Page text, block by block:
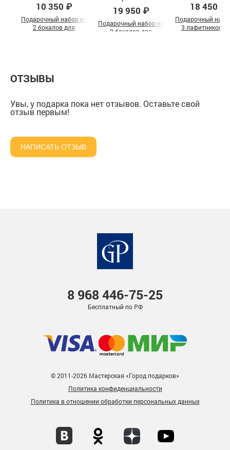
10 350 ₽
Подарочный набор из
2 бокалов для
19 950 ₽
Подарочный набор из
2 бокалов для
18 450 ₽
Подарочный
3 лафитников
ОТЗЫВЫ
Увы, у подарка пока нет отзывов. Оставьте свой
отзыв первым!
НАПИСАТЬ ОТЗЫВ
8 968446-75-25
Бесплатный по РФ
© 2011-2026 Мастерская «Город подарков»
Политика конфиденциальности
Политика в отношении обработки персональных данных